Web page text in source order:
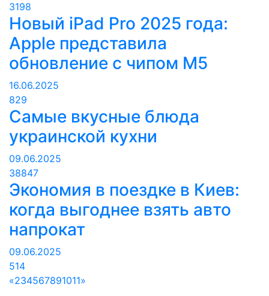
3198
Новый iPad Pro 2025 года:
Apple представила
обновление с чипом M5
16.06.2025
829
Самые вкусные блюда
украинской кухни
09.06.2025
38847
Экономия в поездке в Киев:
когда выгоднее взять авто
напрокат
09.06.2025
514
«234567891011»